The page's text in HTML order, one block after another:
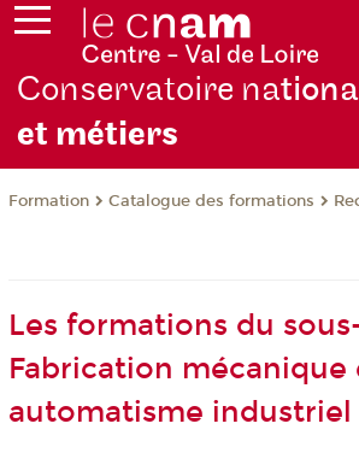
Conservatoire na
et métiers
Formation Catalogue des formations
Les formations du
Fabrication mécanique
automatisme industriel